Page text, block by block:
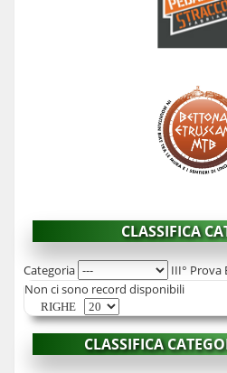
CLASSIFICA
Categoria
III° Prova
Non ci sono record disponibili
RIGHE
CLASSIFICA